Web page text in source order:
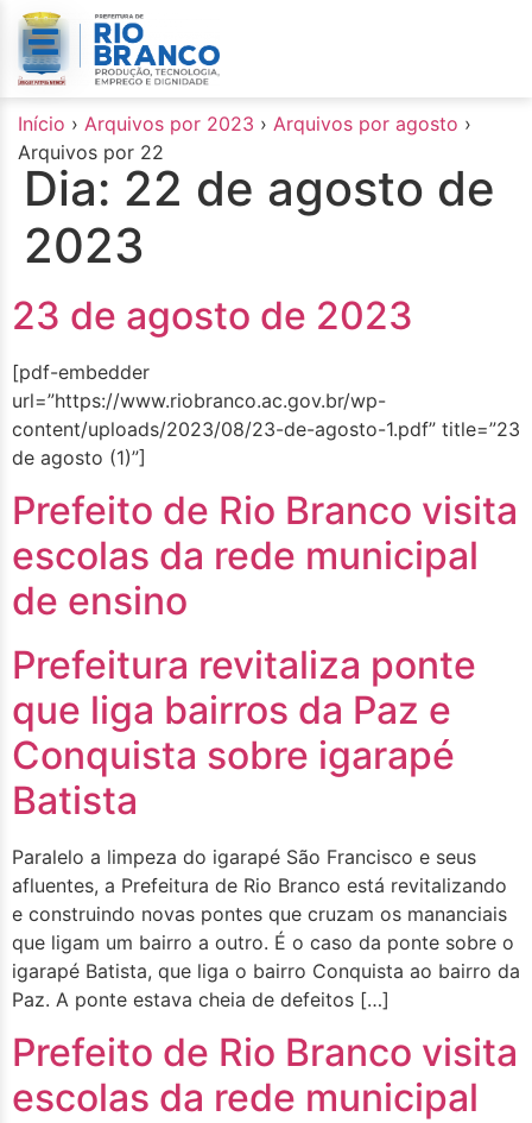
conteúdo
Início › Arquivos por 2023 › Arquivos por agosto ›
Arquivos por 22
Dia: 22 de agosto de
2023
23 de agosto de 2023
[pdf-embedder
url=”https://www.riobranco.ac.gov.br/wp-
content/uploads/2023/08/23-de-agosto-1.pdf” title=”23
de agosto (1)”]
Prefeito de Rio Branco visita
escolas da rede municipal
de ensino
Prefeitura revitaliza ponte
que liga bairros da Paz e
Conquista sobre igarapé
Batista
Paralelo a limpeza do igarapé São Francisco e seus
afluentes, a Prefeitura de Rio Branco está revitalizando
e construindo novas pontes que cruzam os mananciais
que ligam um bairro a outro. É o caso da ponte sobre o
igarapé Batista, que liga o bairro Conquista ao bairro da
Paz. A ponte estava cheia de defeitos […]
Prefeito de Rio Branco visita
escolas da rede municipal